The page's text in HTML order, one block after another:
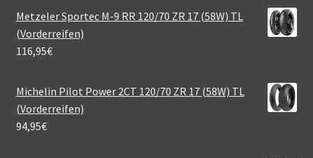
Metzeler Sportec M-9 RR 120/70 ZR 17 (58W) TL
(Vorderreifen)
116,95€
Michelin Pilot Power 2CT 120/70 ZR 17 (58W) TL
(Vorderreifen)
94,95€